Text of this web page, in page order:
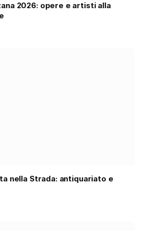
2026: opere e artisti alla
nella Strada: antiquariato e